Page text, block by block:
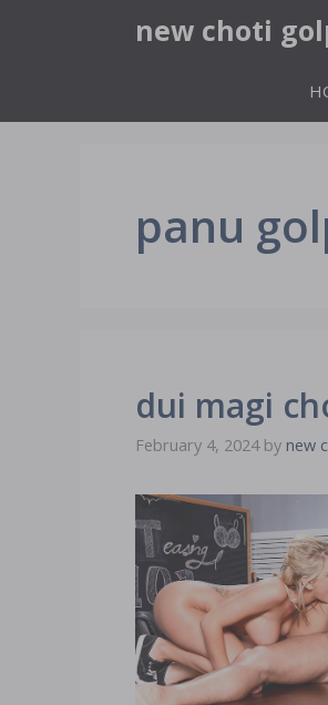
new choti
panu
dui magi
February 4, 2024 by new